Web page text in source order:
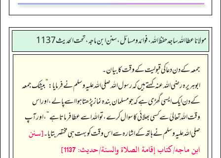
مولانا عطا الله ساجد حفظ الله، فوائد و مسائل، سنن ابن ماجه، تحت الحديث1137
جمعہ کے دن دعا کی قبولیت کے وقت کا بیان۔
ابوہریرہ رضی اللہ عنہ کہتے ہیں کہ رسول اللہ صلی اللہ علیہ وسلم نے فرمایا:”بیشک جمعہ
کے دن ایک ایسی گھڑی ہے کہ جو مسلمان بندہ نماز پڑھتا ہوا اسے پا لے، اور اس
وقت اللہ تعالیٰ سے کسی بھلائی کا سوال کرے، تو اللہ اسے عطا فرماتا ہے“، اور آپ
صلی اللہ علیہ وسلم نے ہاتھ کے اشارہ سے اس وقت کو بہت ہی مختصر بتایا۔[سنن
ابن ماجه/كتاب إقامة الصلاة والسنة/حدیث: 1137]